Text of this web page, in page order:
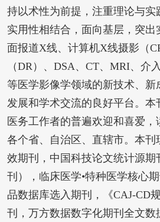
持以术性为前提，注重理论与
实用性相结合，面向基层，突出
面报道X线、计算机X线摄影（
（DR）、DSA、CT、MRI、介
等医学影像学领域的新技术、新
发展和学术交流的良好平台。本
医务工作者的普遍欢迎和喜爱，
各个省、自治区、直辖市。本刊
效期刊，中国科技论文统计源期
刊），临床医学•特种医学核心
品数据库选入期刊，《CAJ-CD
刊，万方数据数字化期刊全文数